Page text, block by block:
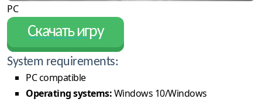
PC
Скачать игру
System requirements:
PC compatible
Operating systems:Windows 10/Windows